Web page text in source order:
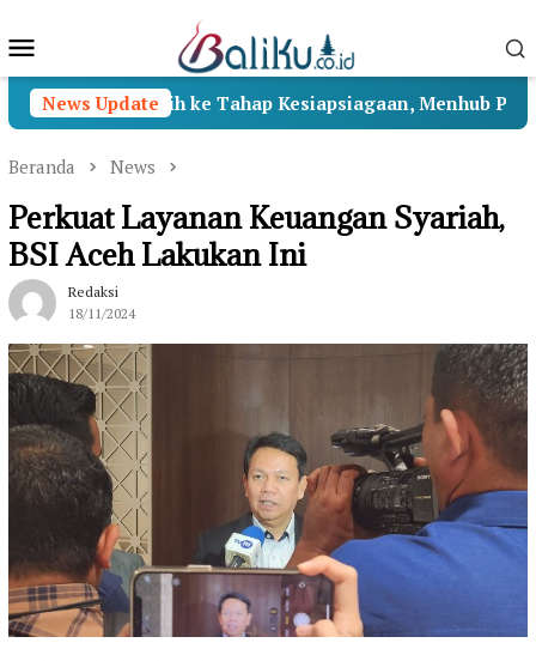
ke
Mobile
News Update
II Beralih ke Tahap Kesiapsiagaan, Menhub Pastikan
Beranda News
Perkuat Layanan Keuangan Syariah,
BSI Aceh Lakukan Ini
Redaksi
18/11/2024